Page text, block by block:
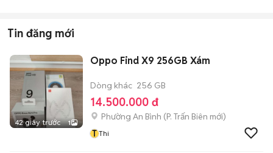
Tin đăng mới
42 giây trước 1
Oppo Find X9 256GB Xám
Dòng khác 256 GB
14.500.000 đ
Phường An Bình (P. Trấn Biên mới)
T Thi